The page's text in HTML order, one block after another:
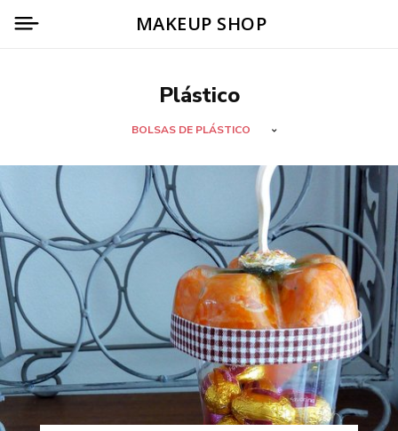
MAKEUP SHOP
Plástico
BOLSAS DE PLÁSTICO